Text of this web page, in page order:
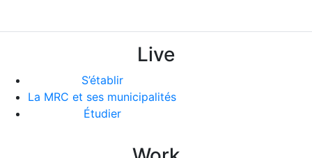
Live
S’établir
La MRC et ses municipalités
Étudier